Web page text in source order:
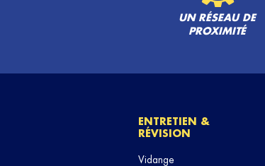
UN RÉSEAU DE
PROXIMITÉ
ENTRETIEN &
RÉVISION
Vidange